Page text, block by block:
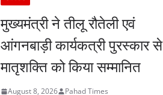
मुख्यमंत्री ने तीलू रौतेली एवं
आंगनबाड़ी कार्यकत्री पुरस्कार से
मातृशक्ति को किया सम्मानित
August 8, 2026 Pahad Times